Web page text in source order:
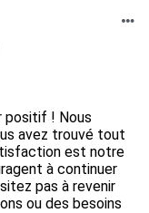
positif ! Nous
avez trouvé tout
est notre
à continuer
pas à revenir
ou des besoins